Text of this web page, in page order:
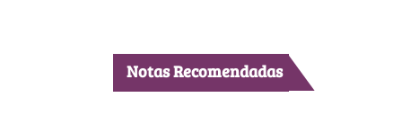
Notas Recomendadas